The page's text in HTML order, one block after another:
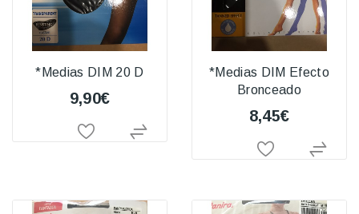
*Medias DIM 20 D
9,90€
*Medias DIM Efecto
Bronceado
8,45€